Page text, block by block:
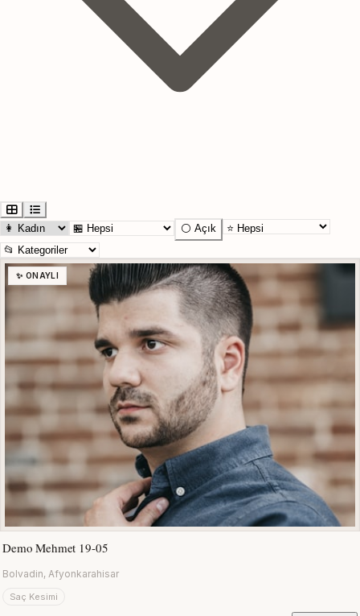
⚪ Açık
✨ ONAYLI
Demo Mehmet 19-05
Bolvadin, Afyonkarahisar
Saç Kesimi